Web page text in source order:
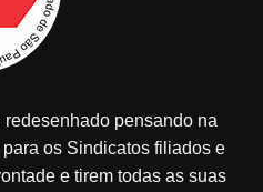
pensando na
os Sindicatos filiados e
e tirem todas as suas